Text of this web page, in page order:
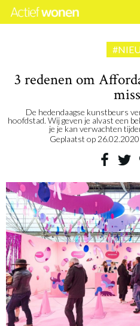
3 redenen om
De hedendaagse kunstbeurs
hoofdstad. Wij geven je alvast een
je je kan verwachten
Geplaatst op 26.02.2020